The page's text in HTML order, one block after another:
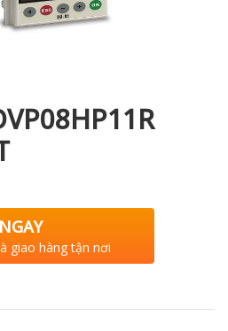
giao hàng tận nơi